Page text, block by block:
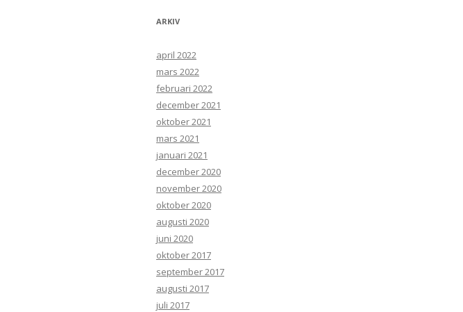
ARKIV
april 2022
mars 2022
februari 2022
december 2021
oktober 2021
mars 2021
januari 2021
december 2020
november 2020
oktober 2020
augusti 2020
juni 2020
oktober 2017
september 2017
augusti 2017
juli 2017